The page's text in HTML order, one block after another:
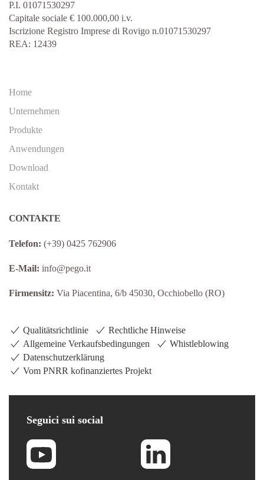
P.I. 01071530297
Capitale sociale € 100.000,00 i.v.
Iscrizione Registro Imprese di Rovigo n.01071530297
REA: 12439
Home
Unternehmen
Produkte
Anwendungen
Download
Kontakt
CONTAKTE
Telefon: (+39) 0425 762906
E-Mail: info@pego.it
Firmensitz: Via Piacentina, 6/b 45030, Occhiobello (RO)
Qualitätsrichtlinie
Rechtliche Hinweise
Allgemeine Verkaufsbedingungen
Whistleblowing
Datenschutzerklärung
Vom PNRR kofinanziertes Projekt
Seguici sui social